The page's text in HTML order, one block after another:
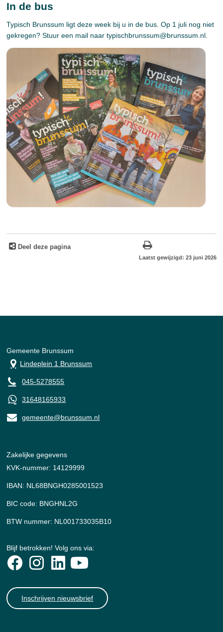
In de bus
Typisch Brunssum ligt deze week bij u in de bus. Op 1 juli nog niet
gekregen? Stuur een mail naar typischbrunssum@brunssum.nl.
Deel deze pagina
Laatst gewijzigd: 23 juni 2026
Gemeente Brunssum
Lindeplein 1 Brunssum
045-5278555
31648165933
gemeente@brunssum.nl
Zakelijke gegevens
KVK-nummer: 14129999
IBAN: NL68BNGH0285001523
BIC code: BNGHNL2G
BTW nummer: NL001733035B10
Blijf betrokken! Volg ons via:
Inschrijven nieuwsbrief